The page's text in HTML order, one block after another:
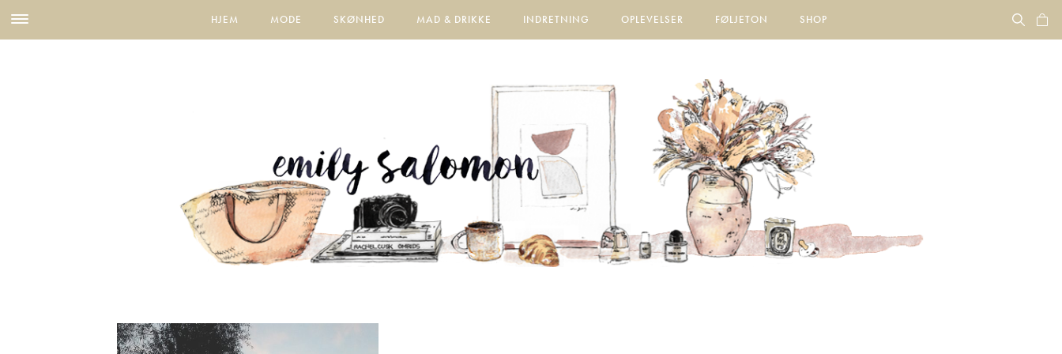
HJEM MODE SKØNHED MAD & DRIKKE INDRETNING OPLEVELSER FØLJETON SHOP